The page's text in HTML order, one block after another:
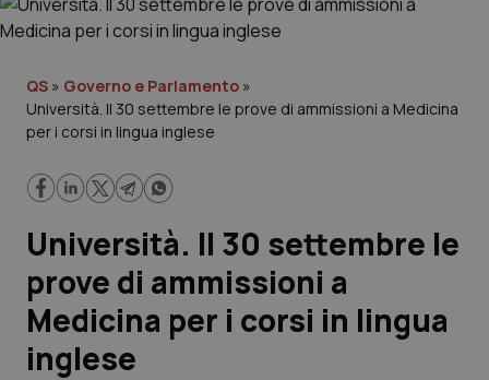
Governo e Parlamento
Regioni e Asl
Lavoro e Professioni
Scienza e Farmaci
Studi e Analisi
QS » Governo e Parlamento »
Università. Il 30 settembre le prove di ammissioni a Medicina
per i corsi in lingua inglese
Università. Il 30 settembre le
prove di ammissioni a
Medicina per i corsi in lingua
inglese